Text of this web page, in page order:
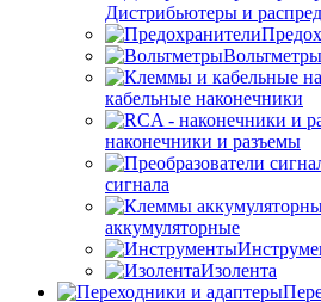
Дистрибьютеры и
Вольтметры
кабельные наконечники
наконечники и разъемы
сигнала
аккумуляторные
Изолента